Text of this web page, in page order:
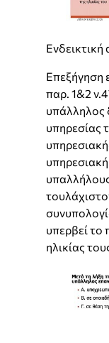
Επεξήγηση
παρ. 1&2
υπάλληλος
υπηρεσίας
υπερβεί το
ηλικίας